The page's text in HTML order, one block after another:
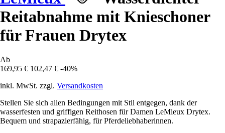
Reitabnahme mit Knieschoner
für Frauen Drytex
Ab
169,95 € 102,47 € -40%
inkl. MwSt. zzgl. Versandkosten
Stellen Sie sich allen Bedingungen mit Stil entgegen, dank der
wasserfesten und griffigen Reithosen für Damen LeMieux Drytex.
Bequem und strapazierfähig, für Pferdeliebhaberinnen.